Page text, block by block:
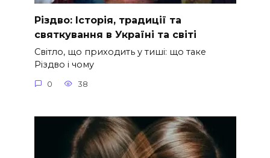
Різдво: Історія, традиції та
святкування в Україні та світі
Світло, що приходить у тиші: що таке
Різдво і чому
0 38